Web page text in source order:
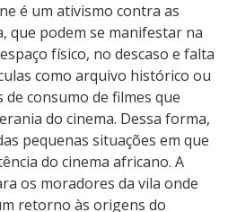
é um ativismo contra as
que podem se manifestar na
físico, no descaso e falta
como arquivo histórico ou
consumo de filmes que
do cinema. Dessa forma,
pequenas situações em que
do cinema africano. A
os moradores da vila onde
retorno às origens do